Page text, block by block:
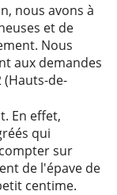
nous avons à
et de
Nous
aux demandes
de-
En effet,
qui
sur
de l'épave de
centime.